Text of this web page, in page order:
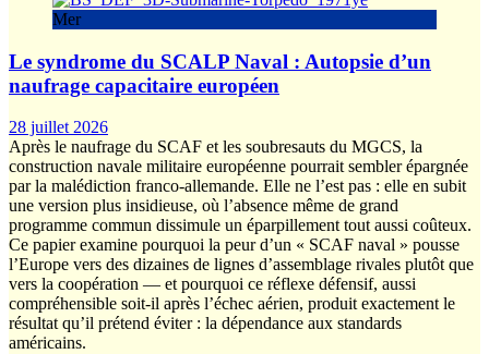
Mer
Le syndrome du SCALP Naval : Autopsie d’un
naufrage capacitaire européen
28 juillet 2026
Après le naufrage du SCAF et les soubresauts du MGCS, la
construction navale militaire européenne pourrait sembler épargnée
par la malédiction franco-allemande. Elle ne l’est pas : elle en subit
une version plus insidieuse, où l’absence même de grand
programme commun dissimule un éparpillement tout aussi coûteux.
Ce papier examine pourquoi la peur d’un « SCAF naval » pousse
l’Europe vers des dizaines de lignes d’assemblage rivales plutôt que
vers la coopération — et pourquoi ce réflexe défensif, aussi
compréhensible soit-il après l’échec aérien, produit exactement le
résultat qu’il prétend éviter : la dépendance aux standards
américains.